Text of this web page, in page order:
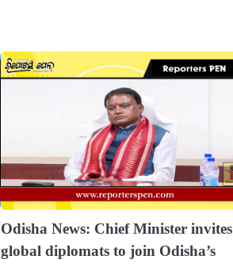
Odisha News: Chief Minister invites
global diplomats to join Odisha’s